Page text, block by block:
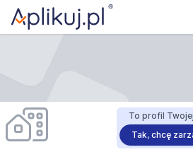
To profil
Tak, chcę